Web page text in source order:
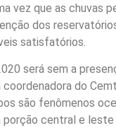
vez que as chuvas
dos
satisfatórios.
será sem a
coordenadora do
são fenômenos
porção central e